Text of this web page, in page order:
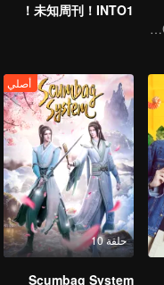
China Top Men Group's Competition
未知周刊！INTO1！
حلقة 10
أصلي
Scumbag System